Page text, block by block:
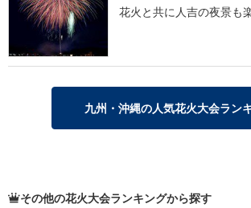
花火と共に人吉の夜景も
九州・沖縄の人気花火大会ラン
その他の花火大会ランキングから探す